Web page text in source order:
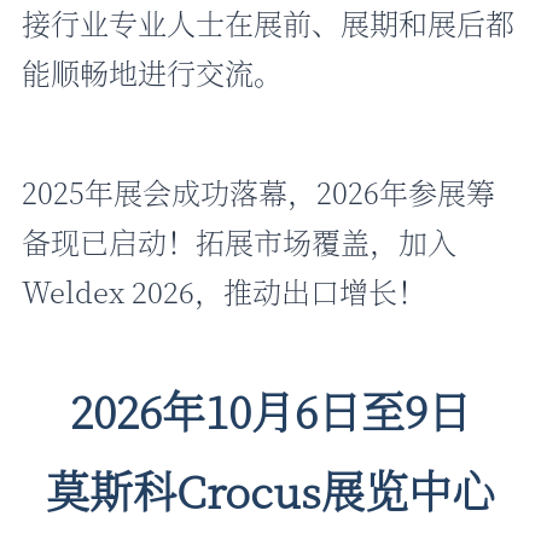
接行业专业人士在展前、展期和展后都
能顺畅地进行交流。
2025年展会成功落幕，2026年参展筹
备现已启动！拓展市场覆盖，加入
Weldex 2026，推动出口增长！
2026年10月6日至9日
莫斯科Crocus展览中心